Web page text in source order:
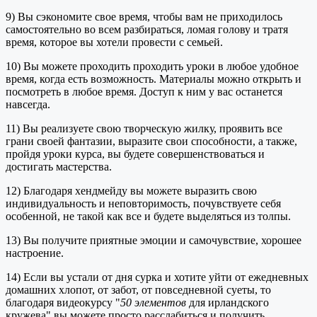
9) Вы сэкономите свое время, чтобы вам не приходилось
самостоятельно во всем разбираться, ломая голову и тратя
время, которое вы хотели провести с семьей.
10) Вы можете проходить проходить уроки в любое удобное
время, когда есть возможность. Материалы можно открыть и
посмотреть в любое время. Доступ к ним у вас останется
навсегда.
11) Вы реализуете свою творческую жилку, проявить все
грани своей фантазии, выразите свои способности, а также,
пройдя уроки курса, вы будете совершенствоваться и
достигать мастерства.
12) Благодаря хендмейду вы можете выразить свою
индивидуальность и неповторимость, почувствуете себя
особенной, не такой как все и будете выделяться из толпы.
13) Вы получите приятные эмоции и самочувствие, хорошее
настроение.
14) Если вы устали от дня сурка и хотите уйти от ежедневных
домашних хлопот, от забот, от повседневной суеты, то
благодаря видеокурсу "50 элементов для ирландского